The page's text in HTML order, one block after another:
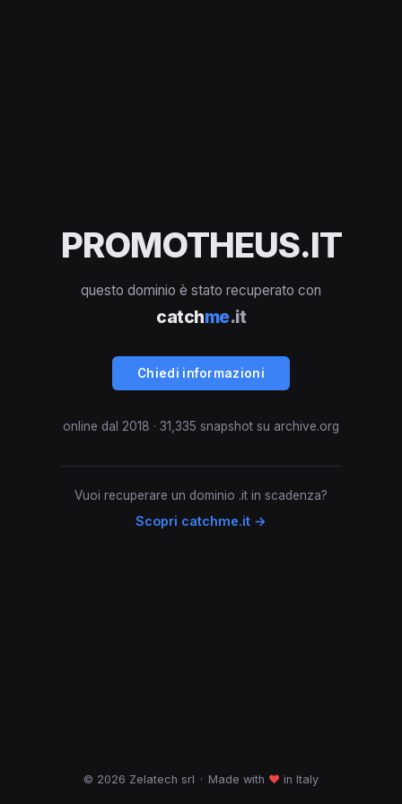
PROMOTHEUS.IT
questo dominio è stato recuperato con
catchme.it
Chiedi informazioni
online dal 2018 · 31,335 snapshot su archive.org
Vuoi recuperare un dominio .it in scadenza?
Scopri catchme.it →
© 2026 Zelatech srl · Made with ♥ in Italy